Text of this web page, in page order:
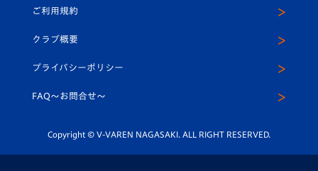
平和祈念活動
ホームタウン活動
スクール
ヴィヴィくんインスタグラム
公式LINE＠
ご利用規約
クラブ概要
プライバシーポリシー
FAQ〜お問合せ〜
Copyright © V-VAREN NAGASAKI. ALL RIGHT RESERVED.